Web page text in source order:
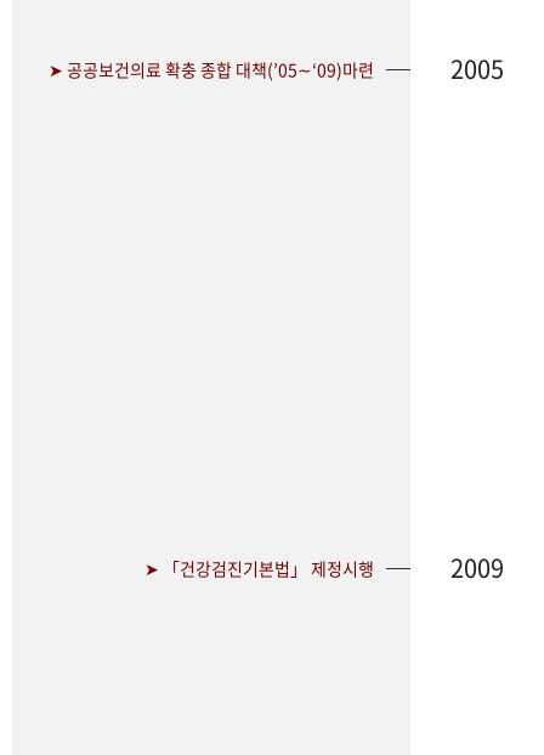
➤ 공공보건의료 확충 종합 대책(’05∼‘09)마련 2005
➤ 「건강검진기본법」 제정시행 2009